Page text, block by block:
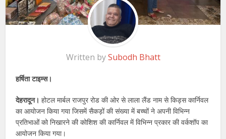
Written bySubodh Bhatt
हर्षिता टाइम्स।
देहरादून। होटल मार्बल राजपुर रोड की ओर से लाला लैंड नाम से किड्स कार्निवल
का आयोजन किया गया जिसमें सैकड़ों की संख्या में बच्चों ने अपनी विभिन्न
प्रतिभाओं को निखारने की कोशिश की कार्निवल में विभिन्न प्रकार की वर्कशॉप का
आयोजन किया गया।